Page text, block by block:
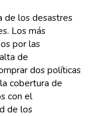
de los desastres
Los más
por las
de
dos políticas
cobertura de
con el
de los